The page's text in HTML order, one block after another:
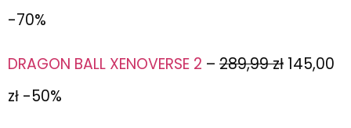
-70%
DRAGON BALL XENOVERSE 2 – 289,99 zł 145,00
zł -50%